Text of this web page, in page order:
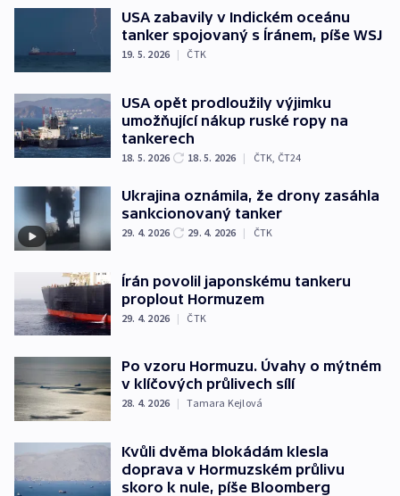
USA zabavily v Indickém oceánu
tanker spojovaný s Íránem, píše WSJ
19. 5. 2026 | ČTK
USA opět prodloužily výjimku
umožňující nákup ruské ropy na
tankerech
18. 5. 2026 18. 5. 2026 | ČTK, ČT24
Ukrajina oznámila, že drony zasáhla
sankcionovaný tanker
29. 4. 2026 29. 4. 2026 | ČTK
Írán povolil japonskému tankeru
proplout Hormuzem
29. 4. 2026 | ČTK
Po vzoru Hormuzu. Úvahy o mýtném
v klíčových průlivech sílí
28. 4. 2026 | Tamara Kejlová
Kvůli dvěma blokádám klesla
doprava v Hormuzském průlivu
skoro k nule, píše Bloomberg